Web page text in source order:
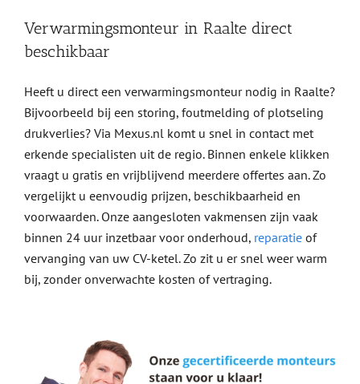
Verwarmingsmonteur in Raalte direct
beschikbaar
Heeft u direct een verwarmingsmonteur nodig in Raalte?
Bijvoorbeeld bij een storing, foutmelding of plotseling
drukverlies? Via Mexus.nl komt u snel in contact met
erkende specialisten uit de regio. Binnen enkele klikken
vraagt u gratis en vrijblijvend meerdere offertes aan. Zo
vergelijkt u eenvoudig prijzen, beschikbaarheid en
voorwaarden. Onze aangesloten vakmensen zijn vaak
binnen 24 uur inzetbaar voor onderhoud, reparatieof
vervanging van uw CV-ketel. Zo zit u er snel weer warm
bij, zonder onverwachte kosten of vertraging.